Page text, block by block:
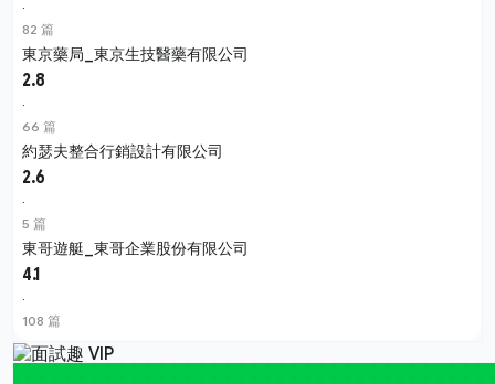
·
82 篇
東京藥局_東京生技醫藥有限公司
2.8
·
66 篇
約瑟夫整合行銷設計有限公司
2.6
·
5 篇
東哥遊艇_東哥企業股份有限公司
4.1
·
108 篇